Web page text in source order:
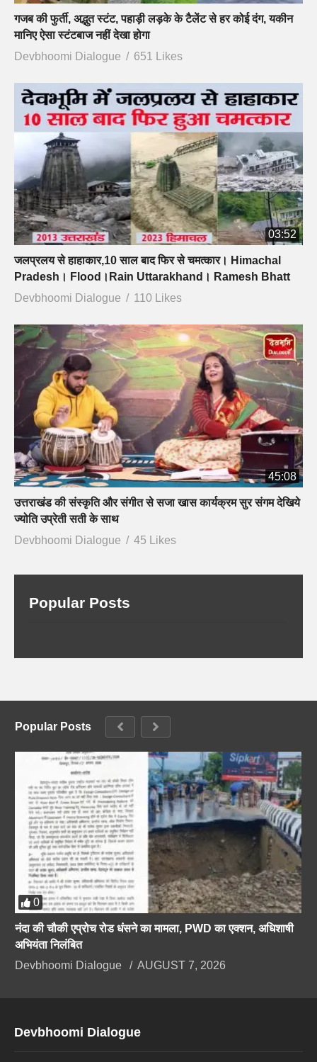
गजब की फुर्ती, अद्भुत स्टंट, पहाड़ी लड़के के टैलेंट से हर कोई दंग, यकीन
मानिए ऐसा स्टंटबाज नहीं देखा होगा
Devbhoomi Dialogue
651 Likes
03:52
जलप्रलय से हाहाकार,10 साल बाद फिर से चमत्कार। Himachal
Pradesh। Flood।Rain Uttarakhand। Ramesh Bhatt
Devbhoomi Dialogue
110 Likes
45:08
उत्तराखंड की संस्कृति और संगीत से सजा खास कार्यक्रम सुर संगम देखिये
ज्योति उप्रेती सती के साथ
Devbhoomi Dialogue
45 Likes
Popular Posts
Popular Posts
0
नंदा की चौकी एप्रोच रोड धंसने का मामला, PWD का एक्शन, अधिशाषी
अभियंता निलंबित
Devbhoomi Dialogue
AUGUST 7, 2026
Devbhoomi Dialogue